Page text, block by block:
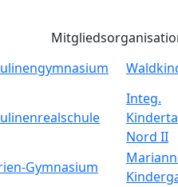
Integ.
Nord II
Gymnasium